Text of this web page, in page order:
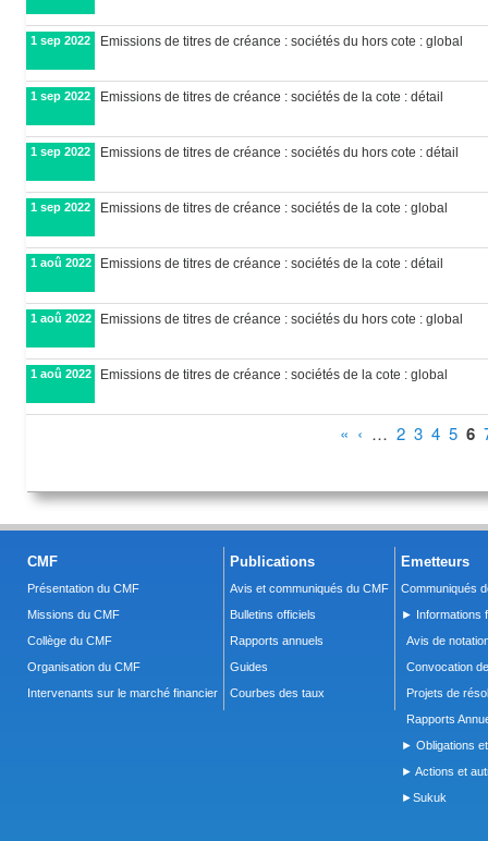
1 sep 2022 Emissions de titres de créance : sociétés du hors cote : global
1 sep 2022 Emissions de titres de créance : sociétés de la cote : détail
1 sep 2022 Emissions de titres de créance : sociétés du hors cote : détail
1 sep 2022 Emissions de titres de créance : sociétés de la cote : global
1 aoû 2022 Emissions de titres de créance : sociétés de la cote : détail
1 aoû 2022 Emissions de titres de créance : sociétés du hors cote : global
1 aoû 2022 Emissions de titres de créance : sociétés de la cote : global
« ‹ … 2 3 4 5 6
CMF
Présentation du CMF
Missions du CMF
Collège du CMF
Organisation du CMF
Intervenants sur le marché financier
Publications
Avis et communiqués du CMF
Bulletins officiels
Rapports annuels
Guides
Courbes des taux
Emetteurs
Communiqués
► Informations
Avis de
Convocation
Projets de
Rapports
► Obligations
► Actions et
►Sukuk